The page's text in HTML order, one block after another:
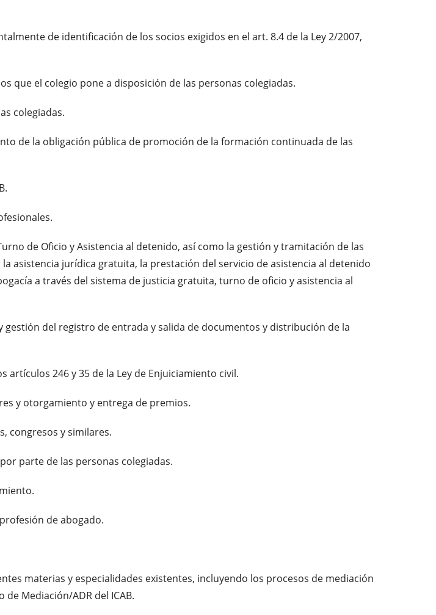
de identificación de los socios exigidos en el art. 8.4 de la Ley 2/2007,
que el colegio pone a disposición de las personas colegiadas.
colegiadas.
de la obligación pública de promoción de la formación continuada de las
de Oficio y Asistencia al detenido, así como la gestión y tramitación de las
asistencia jurídica gratuita, la prestación del servicio de asistencia al detenido
a través del sistema de justicia gratuita, turno de oficio y asistencia al
del registro de entrada y salida de documentos y distribución de la
246 y 35 de la Ley de Enjuiciamiento civil.
y otorgamiento y entrega de premios.
congresos y similares.
parte de las personas colegiadas.
de abogado.
materias y especialidades existentes, incluyendo los procesos de mediación
Mediación/ADR del ICAB.